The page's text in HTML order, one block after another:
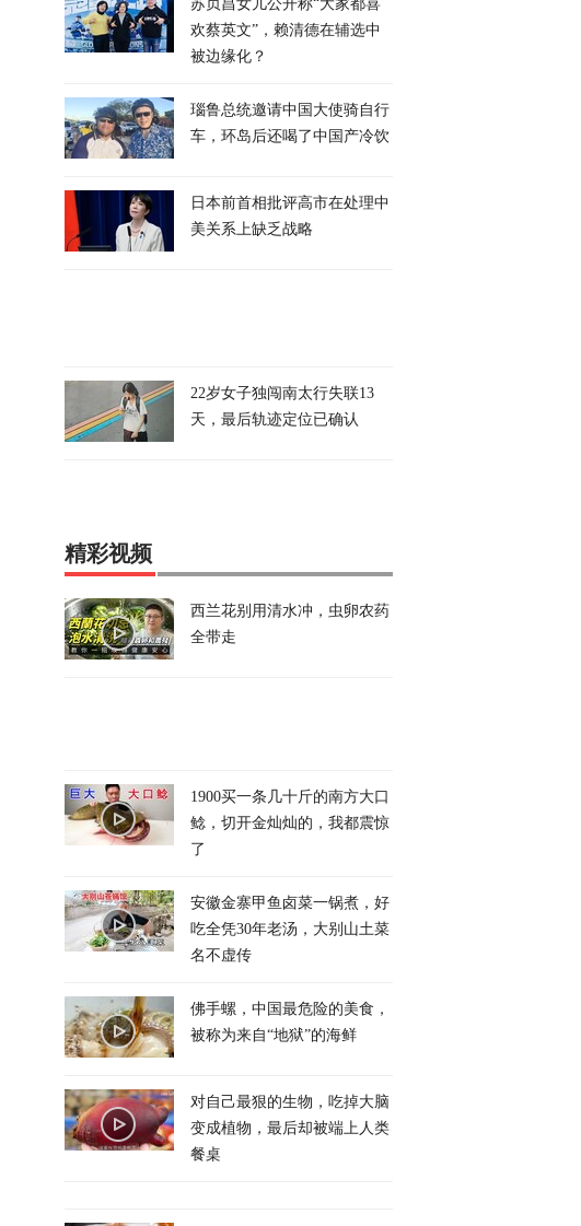
苏贞昌女儿公开称“大家都喜
欢蔡英文”，赖清德在辅选中
被边缘化？
瑙鲁总统邀请中国大使骑自行
车，环岛后还喝了中国产冷饮
日本前首相批评高市在处理中
美关系上缺乏战略
22岁女子独闯南太行失联13
天，最后轨迹定位已确认
精彩视频
西兰花别用清水冲，虫卵农药
全带走
1900买一条几十斤的南方大口
鲶，切开金灿灿的，我都震惊
了
安徽金寨甲鱼卤菜一锅煮，好
吃全凭30年老汤，大别山土菜
名不虚传
佛手螺，中国最危险的美食，
被称为来自“地狱”的海鲜
对自己最狠的生物，吃掉大脑
变成植物，最后却被端上人类
餐桌